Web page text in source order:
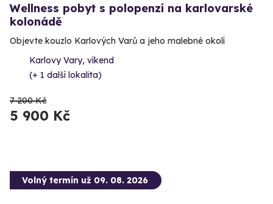
Wellness pobyt s polopenzí na karlovarské
kolonádě
Objevte kouzlo Karlových Varů a jeho malebné okolí
Karlovy Vary, víkend
(+ 1 další lokalita)
7 200 Kč
5 900 Kč
Volný termín už 09. 08. 2026